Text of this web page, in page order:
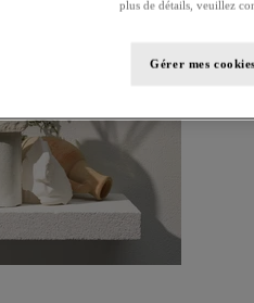
plus de détails, veuillez
Gérer mes